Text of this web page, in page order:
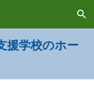
Skip to navigation
援学校のホー